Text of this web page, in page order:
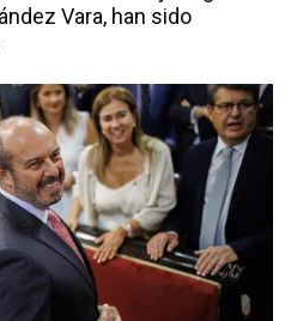
Vara, han sido